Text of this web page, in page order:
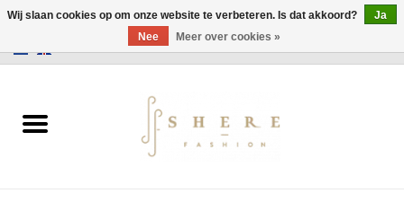
Jurken
Wij slaan cookies op om onze website te verbeteren. Is dat akkoord?
Ja
Nee
Meer over cookies »